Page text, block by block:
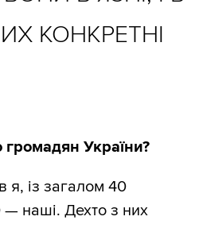
КОНКРЕТНІ
громадян України?
я, із загалом 40
— наші. Дехто з них